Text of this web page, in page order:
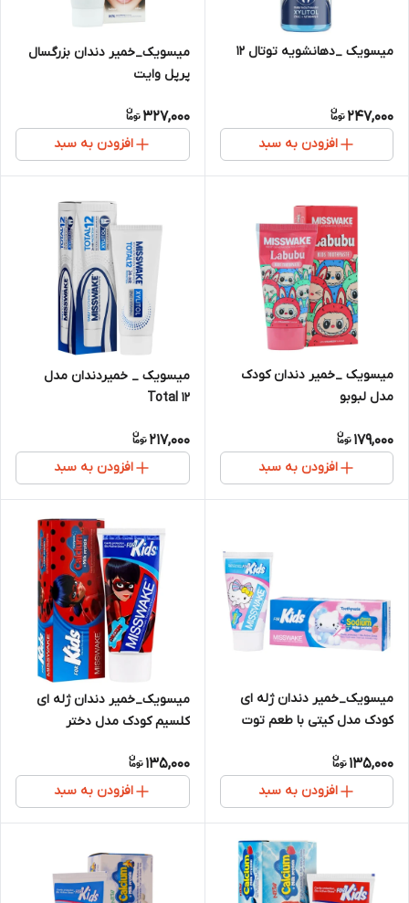
میسویک _دهانشویه توتال 12
247,000
افزودن به سبد
میسویک_خمیر دندان بزرگسال
پرپل وایت
327,000
افزودن به سبد
میسویک _خمیر دندان کودک
مدل لبوبو
179,000
افزودن به سبد
میسویک _ خمیردندان مدل
Total 12
217,000
افزودن به سبد
میسویک_خمیر دندان ژله ای
کودک مدل کیتی با طعم توت
135,000
افزودن به سبد
میسویک_خمیر دندان ژله ای
کلسیم کودک مدل دختر
135,000
افزودن به سبد